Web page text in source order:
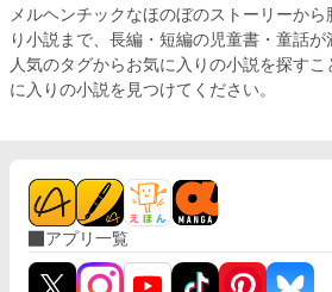
メルヘンチックなほのぼのストーリーか
り小説まで、長編・短編の児童書・童話が
人気のタグからお気に入りの小説を探す
に入りの小説を見つけてください。
アプリ一覧